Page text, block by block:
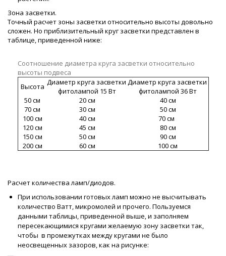
Зона засветки.
Точный расчет зоны засветки относительно высоты довольно
сложен. Но приблизительный круг засветки представлен в
таблице, приведенной ниже:
Соотношение диаметра круга засветки относительно
высоты подвеса
Высота Диаметр круга засветки
фитолампой 15 Вт
Диаметр круга засветки
фитолампой 36 Вт
50 см
20 см
40 см
70 см
30 см
50 см
100 см
40 см
70 см
120 см
45 см
80 см
150 см
50 см
90 см
200 см
60 см 100 см
Расчет количества ламп/диодов.
При использовании готовых ламп можно не высчитывать
количество Ватт, микромолей и прочего. Пользуемся
данными таблицы, приведенной выше, и заполняем
пересекающимися кругами желаемую зону засветки так,
чтобы в промежутках между кругами не было
неосвещенных зазоров, как на рисунке: